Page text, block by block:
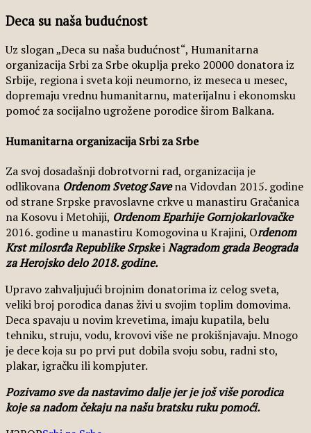
Deca su naša budućnost
Uz slogan „Deca su naša budućnost“, Humanitarna
organizacija Srbi za Srbe okuplja preko 20000 donatora iz
Srbije, regiona i sveta koji neumorno, iz meseca u mesec,
dopremaju vrednu humanitarnu, materijalnu i ekonomsku
pomoć za socijalno ugrožene porodice širom Balkana.
Humanitarna organizacija Srbi za Srbe
Za svoj dosadašnji dobrotvorni rad, organizacija je
odlikovana Ordenom Svetog Savena Vidovdan 2015. godine
od strane Srpske pravoslavne crkve u manastiru Gračanica
na Кosovu i Metohiji, Ordenom Eparhije Gornjokarlovačke
2016. godine u manastiru Кomogovina u Кrajini, Ordenom
Кrst milosrđa Republike SrpskeiNagradom grada Beograda
za Herojsko delo 2018. godine.
Upravo zahvaljujući brojnim donatorima iz celog sveta,
veliki broj porodica danas živi u svojim toplim domovima.
Deca spavaju u novim krevetima, imaju kupatila, belu
tehniku, struju, vodu, krovovi više ne prokišnjavaju. Mnogo
je dece koja su po prvi put dobila svoju sobu, radni sto,
plakar, igračku ili kompjuter.
Pozivamo sve da nastavimo dalje jer je još više porodica
koje sa nadom čekaju na našu bratsku ruku pomoći.